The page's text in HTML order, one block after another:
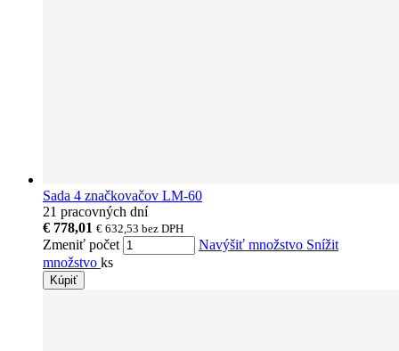
Sada 4 značkovačov LM-60
21 pracovných dní
€ 778,01 € 632,53 bez DPH
Zmeniť počet Navýšiť množstvo Snížit
množstvo ks
Kúpiť